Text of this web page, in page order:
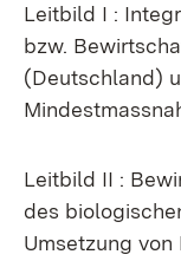
Leitbild I :
bzw.
(Deutschland)
Leitbild II :
des
Umsetzung